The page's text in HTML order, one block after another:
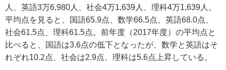
人、英語3万6,980人、社会4万1,639人、理科4万1,639人。
平均点を見ると、国語65.9点、数学66.5点、英語68.0点、
社会61.5点、理科61.5点。前年度（2017年度）の平均点と
比べると、国語は3.6点の低下となったが、数学と英語はそ
れぞれ10.2点、社会は2.9点、理科は5.6点上昇している。